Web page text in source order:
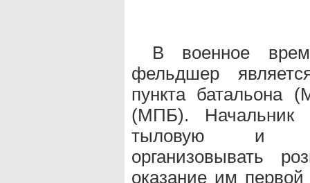
В военное
фельдшер
пункта батальона
(МПБ). Начальник
тыловую и
организовывать
оказание им